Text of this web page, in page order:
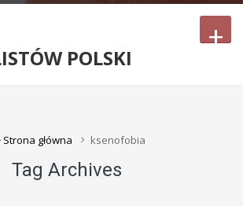
POLSKI
+
Strona główna ksenofobia
Tag Archives